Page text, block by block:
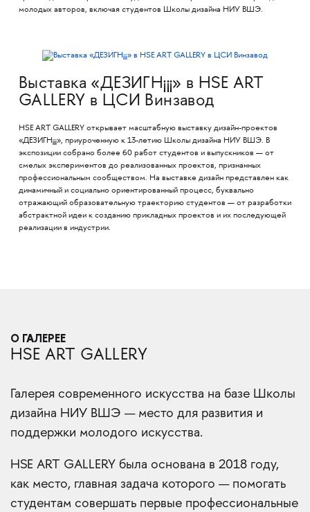
молодых авторов, включая студентов Школы дизайна НИУ ВШЭ.
Выставка «ДЕЗИГН¡¡¡» в HSE ART
GALLERY в ЦСИ Винзавод
HSE ART GALLERY открывает масштабную выставку дизайн-проектов
«ДЕЗИГН¡¡¡», приуроченную к 13-летию Школы дизайна НИУ ВШЭ. В
экспозиции собрано более 60 работ студентов и выпускников — от
смелых экспериментов до реализованных проектов, признанных
профессиональным сообществом. На выставке дизайн представлен как
динамичный и социально ориентированный процесс, буквально
отражающий образовательную траекторию студентов — от разработки
абстрактной идеи к созданию прикладных проектов и их последующей
реализации в индустрии.
О ГАЛЕРЕЕ
HSE ART GALLERY
Галерея современного искусства на базе Школы
дизайна НИУ ВШЭ — место для развития и
поддержки молодого искусства.
HSE ART GALLERY была основана в 2018 году,
как место, главная задача которого — помогать
студентам совершать первые профессиональные